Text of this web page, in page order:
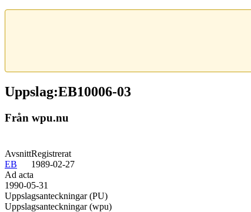
Uppslag:EB10006-03
Från wpu.nu
Avsnitt
EB
Registrerat
1989-02-27
Ad acta
1990-05-31
Uppslagsanteckningar (PU)
Uppslagsanteckningar (wpu)